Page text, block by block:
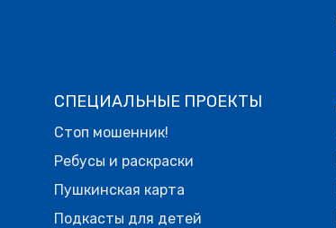
СПЕЦИАЛЬНЫЕ ПРОЕКТЫ
Стоп мошенник!
Ребусы и раскраски
Пушкинская карта
Подкасты для детей